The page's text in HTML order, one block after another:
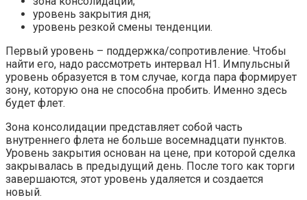
уровень закрытия дня;
уровень резкой смены тенденции.
Первый уровень – поддержка/сопротивление. Чтобы
найти его, надо рассмотреть интервал Н1. Импульсный
уровень образуется в том случае, когда пара формирует
зону, которую она не способна пробить. Именно здесь
будет флет.
Зона консолидации представляет собой часть
внутреннего флета не больше восемнадцати пунктов.
Уровень закрытия основан на цене, при которой сделка
закрывалась в предыдущий день. После того как торги
завершаются, этот уровень удаляется и создается
новый.